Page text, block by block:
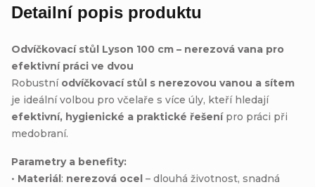
Detailní popis produktu
Odvíčkovací stůl Lyson 100 cm – nerezová vana pro
efektivní práci ve dvou
Robustní odvíčkovací stůl s nerezovou vanou a sítem
je ideální volbou pro včelaře s více úly, kteří hledají
efektivní, hygienické a praktické řešenípro práci při
medobraní.
Parametry a benefity:
• Materiál: nerezová ocel – dlouhá životnost, snadná